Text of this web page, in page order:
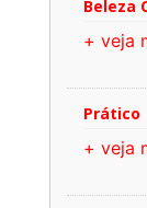
Beleza
+ veja
Prático
+ veja